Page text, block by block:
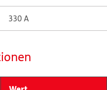
330 A